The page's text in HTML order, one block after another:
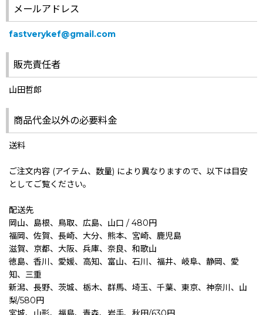
メールアドレス
fastverykef@gmail.com
販売責任者
山田哲郎
商品代金以外の必要料金
送料
ご注文内容 (アイテム、数量) により異なりますので、以下は目安
としてご覧ください。
配送先
岡山、島根、鳥取、広島、山口 / 480円
福岡、佐賀、長崎、大分、熊本、宮崎、鹿児島
滋賀、京都、大阪、兵庫、奈良、和歌山
徳島、香川、愛媛、高知、富山、石川、福井、岐阜、静岡、愛
知、三重
新潟、長野、茨城、栃木、群馬、埼玉、千葉、東京、神奈川、山
梨/580円